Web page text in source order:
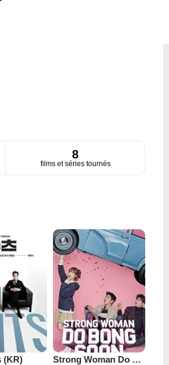
8
films et séries tournés
(KR) Strong Woman Do Bong Soon